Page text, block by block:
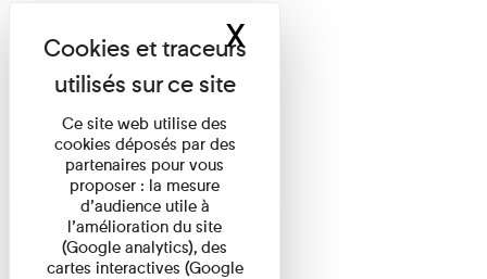
Ce site web utilise des
cookies déposés par des
partenaires pour vous
proposer : la mesure
d’audience utile à
l’amélioration du site
(Google analytics), des
cartes interactives (Google
XMasquer le